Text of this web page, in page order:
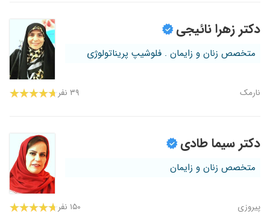
دکتر زهرا نائیجی
متخصص زنان و زایمان . فلوشیپ پریناتولوژی
نارمک ۳۹ نفر
دکتر سیما طادی
متخصص زنان و زایمان
پیروزی ۱۵۰ نفر